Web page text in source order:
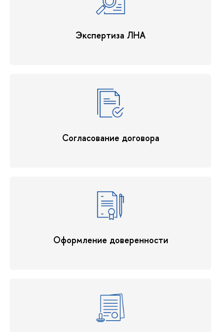
Экспертиза ЛНА
Согласование договора
Оформление доверенности